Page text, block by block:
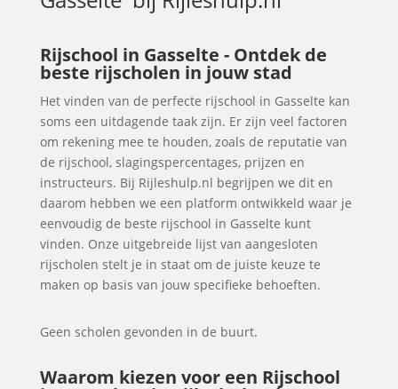
Rijschool in Gasselte - Ontdek de
beste rijscholen in jouw stad
Het vinden van de perfecte rijschool in Gasselte kan
soms een uitdagende taak zijn. Er zijn veel factoren
om rekening mee te houden, zoals de reputatie van
de rijschool, slagingspercentages, prijzen en
instructeurs. Bij Rijleshulp.nl begrijpen we dit en
daarom hebben we een platform ontwikkeld waar je
eenvoudig de beste rijschool in Gasselte kunt
vinden. Onze uitgebreide lijst van aangesloten
rijscholen stelt je in staat om de juiste keuze te
maken op basis van jouw specifieke behoeften.
Geen scholen gevonden in de buurt.
Waarom kiezen voor een Rijschool